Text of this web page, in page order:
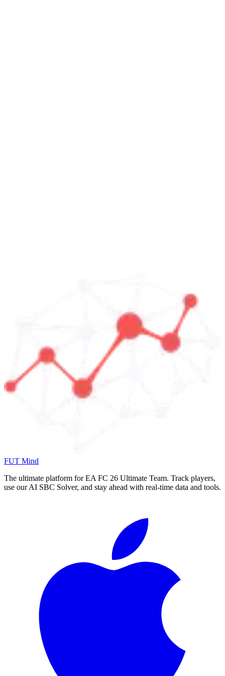
FUT Mind
The ultimate platform for EA FC 26 Ultimate Team. Track players,
use our AI SBC Solver, and stay ahead with real-time data and tools.